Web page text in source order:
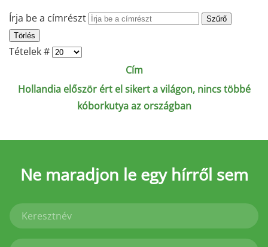
Írja be a címrészt
Szűrő
Törlés
Tételek #
Cím
Hollandia először ért el sikert a világon, nincs többé
kóborkutya az országban
Ne maradjon le egy hírről sem